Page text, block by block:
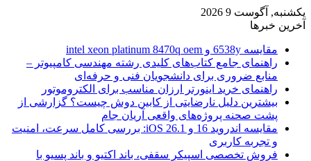
یکشنبه, آگوست 9 2026
آخرین خبرها
مقایسه 6538y و intel xeon platinum 8470q oem
راهنمای جامع کتاب‌های کلیدی رشته مهندسی کامپیوتر –
منابع ضروری برای دانشجویان فنی و حرفه‌ای
راهنمای خرید اینورتر ارزان مناسب برای الکتروموتور
بیشترین دلیل نارضایتی از کابین دوش چیست؟ گزارشی از
پشت صحنه پروژه‌های واقعی آریان جام
مقایسه اندروید 16 و iOS 26.1: بررسی کامل سرعت، امنیت
و تجربه کاربری
فروش تخصصی اسپیکر سقفی، باند اکتیو و باند پسیو با